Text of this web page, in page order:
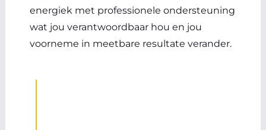
energiek met professionele ondersteuning
wat jou verantwoordbaar hou en jou
voorneme in meetbare resultate verander.